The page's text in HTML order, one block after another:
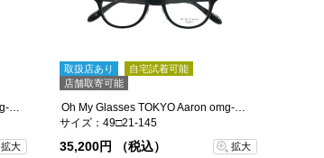
Oh My Glasses TOKYO Teresa omg-152-MGR-50
拡大
取扱店あり
自宅試着可能
店舗取寄可能
Oh My Glasses TOKYO Aaron omg-148-BK-48
サイズ：49□21-145
35,200円 （税込） 拡大